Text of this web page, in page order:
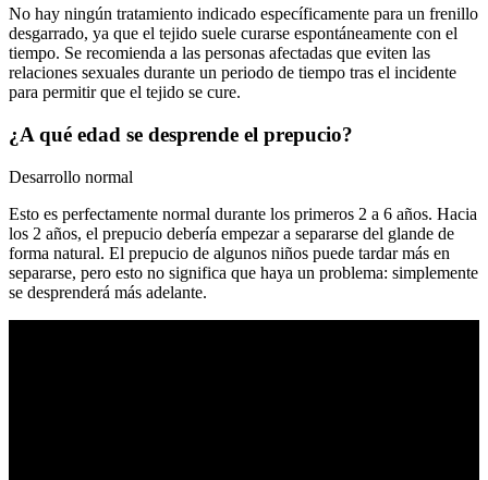
No hay ningún tratamiento indicado específicamente para un frenillo
desgarrado, ya que el tejido suele curarse espontáneamente con el
tiempo. Se recomienda a las personas afectadas que eviten las
relaciones sexuales durante un periodo de tiempo tras el incidente
para permitir que el tejido se cure.
¿A qué edad se desprende el prepucio?
Desarrollo normal
Esto es perfectamente normal durante los primeros 2 a 6 años. Hacia
los 2 años, el prepucio debería empezar a separarse del glande de
forma natural. El prepucio de algunos niños puede tardar más en
separarse, pero esto no significa que haya un problema: simplemente
se desprenderá más adelante.